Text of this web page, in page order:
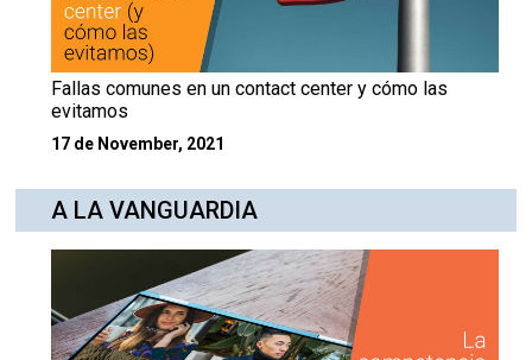
Fallas comunes en un contact center y cómo las
evitamos
17 de November, 2021
A LA VANGUARDIA